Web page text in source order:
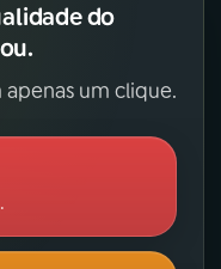
do
apenas um clique.